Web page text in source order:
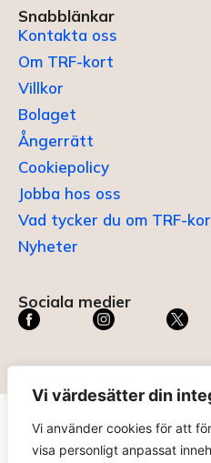
Vi värdesätter din
Vi använder cookies för att
visa personligt anpassat
Snabblänkar
Kontakta oss
Om TRF-kort
Villkor
Bolaget
Ångerrätt
Cookiepolicy
Jobba hos oss
Vad tycker du om TRF-
Nyheter
Sociala medier
TRF KORT®är ett registrerat
ABC Digital AB (nr 636465)